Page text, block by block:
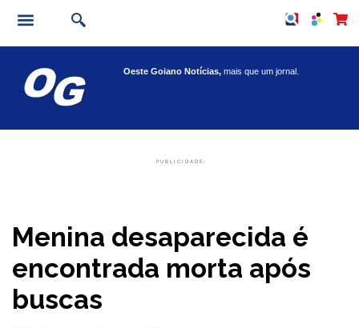
Oeste Goiano Notícias,mais que um jornal.
PUBLICIDADE:
Menina desaparecida é
encontrada morta após
buscas